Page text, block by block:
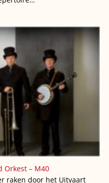
Orkest – M40
raken door het Uitvaart